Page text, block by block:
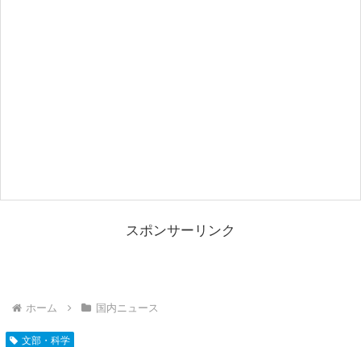
スポンサーリンク
ホーム 国内ニュース
文部・科学